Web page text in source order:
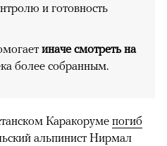
и готовность
иначе смотреть на
более собранным.
Каракоруме погиб
альпинист Нирмал